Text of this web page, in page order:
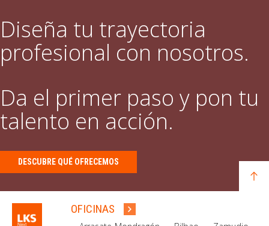
Diseña tu trayectoria
profesional con nosotros.
Da el primer paso y pon tu
talento en acción.
DESCUBRE QUÉ OFRECEMOS
OFICINAS